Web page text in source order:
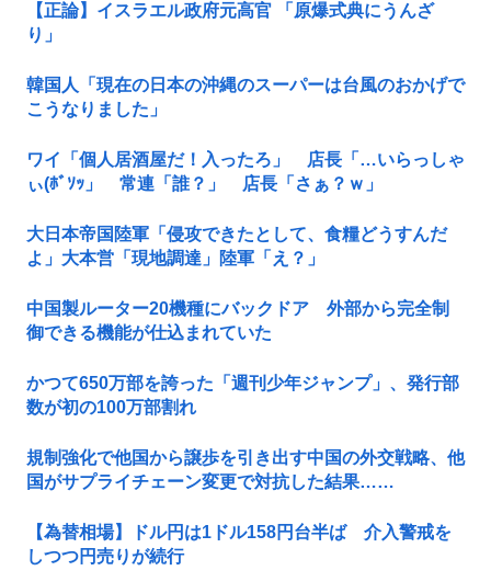
【正論】イスラエル政府元高官 「原爆式典にうんざ
り」
韓国人「現在の日本の沖縄のスーパーは台風のおかげで
こうなりました」
ワイ「個人居酒屋だ！入ったろ」 店長「…いらっしゃ
ぃ(ﾎﾞｿｯ」 常連「誰？」 店長「さぁ？ｗ」
大日本帝国陸軍「侵攻できたとして、食糧どうすんだ
よ」大本営「現地調達」陸軍「え？」
中国製ルーター20機種にバックドア 外部から完全制
御できる機能が仕込まれていた
かつて650万部を誇った「週刊少年ジャンプ」、発行部
数が初の100万部割れ
規制強化で他国から譲歩を引き出す中国の外交戦略、他
国がサプライチェーン変更で対抗した結果……
【為替相場】ドル円は1ドル158円台半ば 介入警戒を
しつつ円売りが続行